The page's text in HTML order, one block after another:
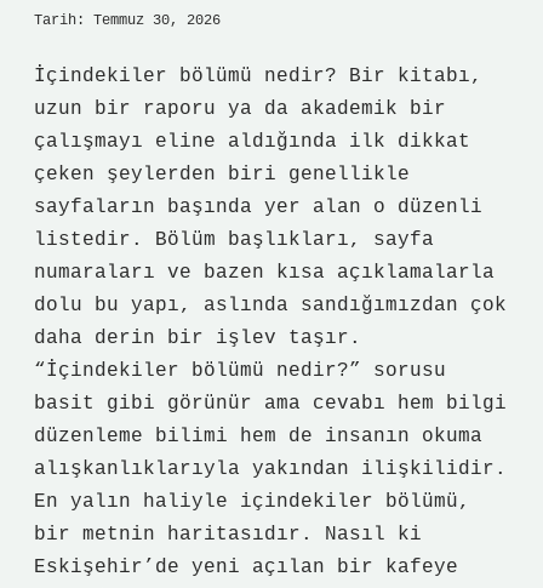
Tarih: Temmuz 30, 2026
İçindekiler bölümü nedir? Bir kitabı,
uzun bir raporu ya da akademik bir
çalışmayı eline aldığında ilk dikkat
çeken şeylerden biri genellikle
sayfaların başında yer alan o düzenli
listedir. Bölüm başlıkları, sayfa
numaraları ve bazen kısa açıklamalarla
dolu bu yapı, aslında sandığımızdan çok
daha derin bir işlev taşır.
“İçindekiler bölümü nedir?” sorusu
basit gibi görünür ama cevabı hem bilgi
düzenleme bilimi hem de insanın okuma
alışkanlıklarıyla yakından ilişkilidir.
En yalın haliyle içindekiler bölümü,
bir metnin haritasıdır. Nasıl ki
Eskişehir’de yeni açılan bir kafeye